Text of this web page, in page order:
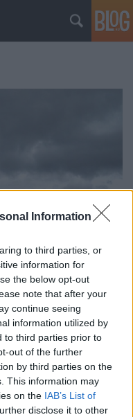
Information
to third parties, or
information for
the below opt-out
note that after your
continue seeing
information utilized by
to third parties prior to
out of the further
by third parties on the
This information may
on the IAB’s List of
disclose it to other
vásár
szuper
hogy szinte
őket. Nektek is
a